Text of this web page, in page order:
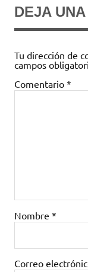
DEJA
Tu dirección de
campos
Comentario *
Nombre *
Correo